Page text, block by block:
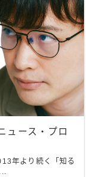
ュース・プロ
年より続く「知る